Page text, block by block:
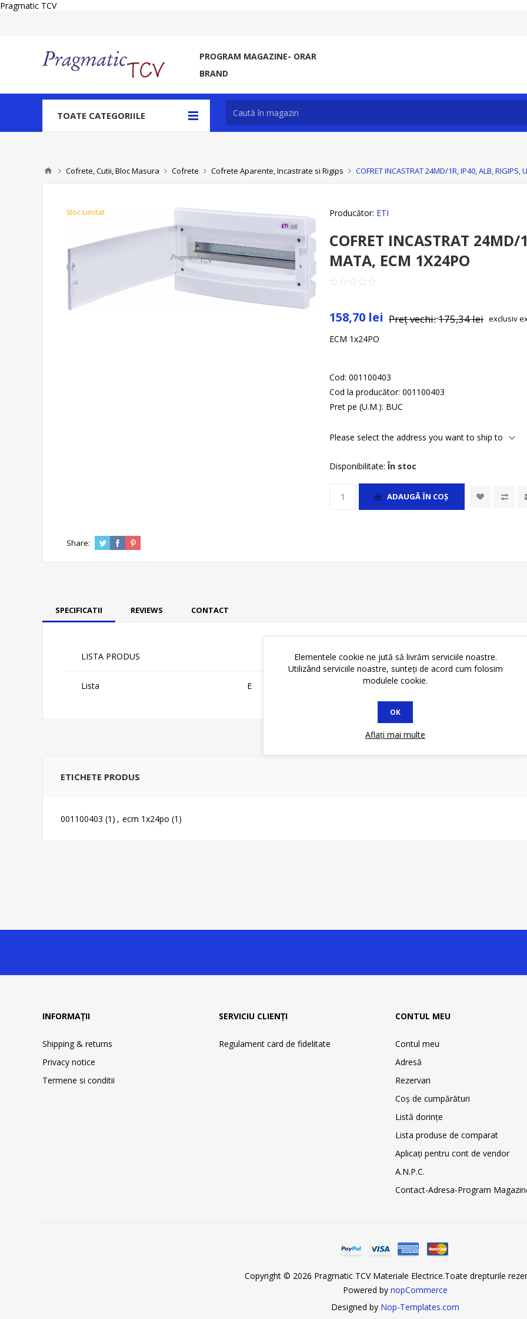
Pragmatic TCV
PROGRAM MAGAZINE- ORAR
BRAND
TOATE CATEGORIILE
Cofrete, Cutii, Bloc Masura Cofrete Cofrete Aparente, Incastrate si Rigips COFRET INCASTRAT 24MD/1R, IP40, ALB, RIGIPS,
Stoc Limitat Producător: ETI
COFRET INCASTRAT
MATA, ECM 1X24PO
158,70 lei Preț vechi:175,34 lei exclusiv
ECM 1x24PO
Cod: 001100403
Cod la producător: 001100403
Pret pe (U.M.): BUC
Please select the address you want to ship to
Disponibilitate: În stoc
ADAUGĂ ȊN COŞ
Share:
SPECIFICATII REVIEWS CONTACT
LISTA PRODUS
Lista E
ETICHETE PRODUS
001100403 (1) , ecm 1x24po (1)
INFORMAȚII
Shipping & returns
Privacy notice
Termene si conditii
SERVICIU CLIENȚI
Regulament card de fidelitate
CONTUL MEU
Contul meu
Adresă
Rezervari
Coş de cumpărături
Listă dorințe
Lista produse de comparat
Aplicați pentru cont de vendor
A.N.P.C.
Contact-Adresa-Program
Copyright © 2026 Pragmatic TCV Materiale Electrice.Toate drepturile
Powered by nopCommerce
Designed by Nop-Templates.com
Elementele cookie ne jută să livrăm serviciile noastre.
Utilizând serviciile noastre, sunteți de acord cum folosim
modulele cookie.
OK
Aflați mai multe